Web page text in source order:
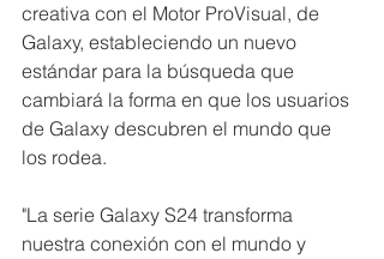
creativa con el Motor ProVisual, de
Galaxy, estableciendo un nuevo
estándar para la búsqueda que
cambiará la forma en que los usuarios
de Galaxy descubren el mundo que
los rodea.
"La serie Galaxy S24 transforma
nuestra conexión con el mundo y